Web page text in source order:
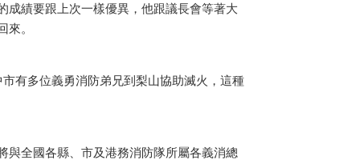
績要跟上次一樣優異，他跟議長會等著大
。
有多位義勇消防弟兄到梨山協助滅火，這種
全國各縣、市及港務消防隊所屬各義消總